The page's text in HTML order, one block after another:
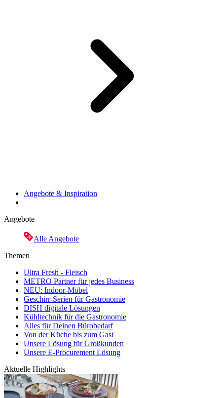
Angebote & Inspiration
Angebote
Alle Angebote
Themen
Ultra Fresh - Fleisch
METRO Partner für jedes Business
NEU: Indoor-Möbel
Geschirr-Serien für Gastronomie
DISH digitale Lösungen
Kühltechnik für die Gastronomie
Alles für Deinen Bürobedarf
Von der Küche bis zum Gast
Unsere Lösung für Großkunden
Unsere E-Procurement Lösung
Aktuelle Highlights